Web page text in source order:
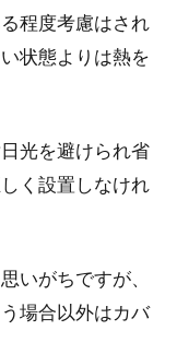
程度考慮はされ
状態よりは熱を
光を避けられ省
く設置しなけれ
いがちですが、
場合以外はカバ